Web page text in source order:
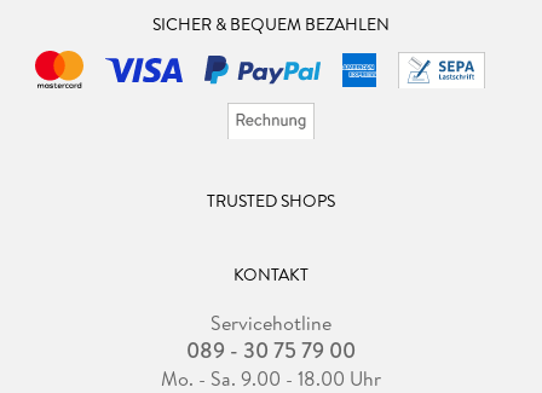
SICHER & BEQUEM BEZAHLEN
TRUSTED SHOPS
KONTAKT
Servicehotline
089 - 30 75 79 00
Mo. - Sa. 9.00 - 18.00 Uhr